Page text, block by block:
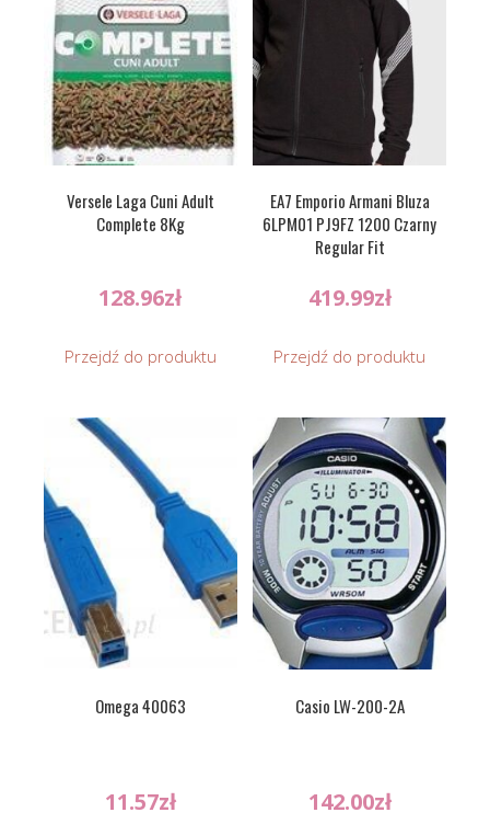
Versele Laga Cuni Adult
Complete 8Kg
128.96zł
Przejdź do produktu
EA7 Emporio Armani Bluza
6LPM01 PJ9FZ 1200 Czarny
Regular Fit
419.99zł
Przejdź do produktu
Omega 40063
11.57zł
Casio LW-200-2A
142.00zł